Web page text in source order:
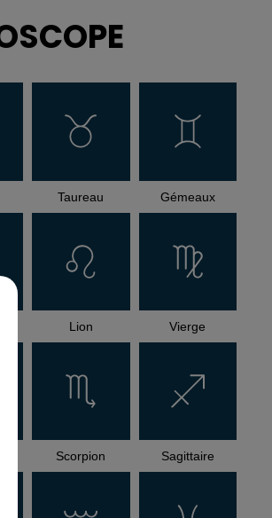
Taureau Gémeaux
Lion Vierge
Scorpion Sagittaire